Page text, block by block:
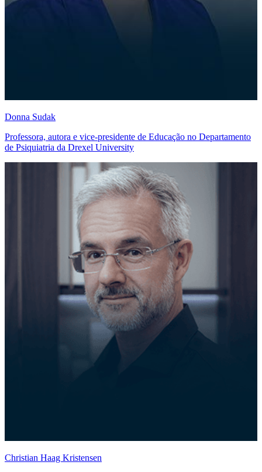
Donna Sudak
Professora, autora e vice-presidente de Educação no Departamento
de Psiquiatria da Drexel University
Christian Haag Kristensen